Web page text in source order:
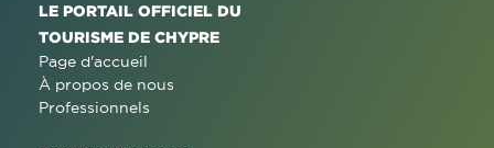
LE PORTAIL OFFICIEL DU
TOURISME DE CHYPRE
Page d'accueil
À propos de nous
Professionnels